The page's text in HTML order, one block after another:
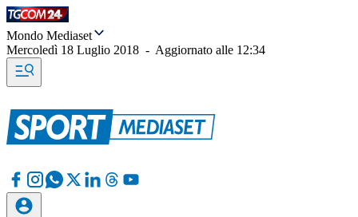
Mondo Mediaset
Mercoledì 18 Luglio 2018 - Aggiornato alle 12:34